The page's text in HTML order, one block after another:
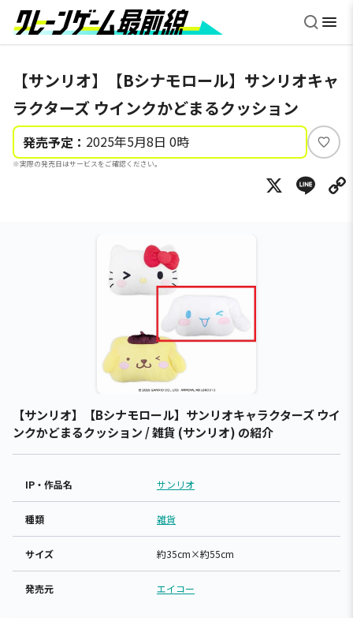
【サンリオ】【Bシナモロール】サンリオキャ
ラクターズ ウインクかどまるクッション
発売予定： 2025年5月8日 0時
※実際の発売日はサービスをご確認ください。
い
ね
X
【サンリオ】【Bシナモロール】サンリオキャラクターズ ウイ
ンクかどまるクッション / 雑貨 (サンリオ) の紹介
IP・作品名 サンリオ
種類 雑貨
サイズ 約35cm×約55cm
発売元 エイコー